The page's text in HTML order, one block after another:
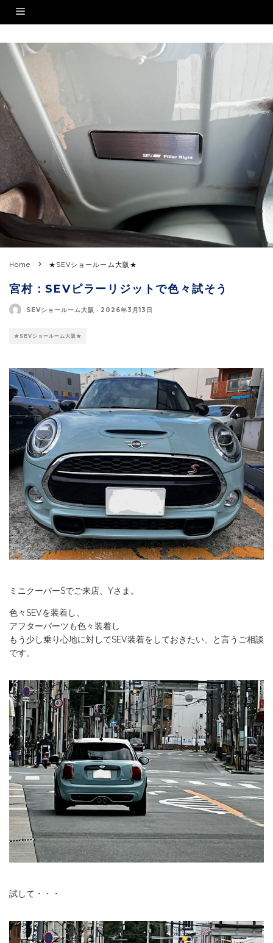
Home ★SEVショールーム大阪★
宮村：SEVピラーリジットで色々試そう
SEVショールーム大阪 · 2026年3月13日
★SEVショールーム大阪★
ミニクーパーSでご来店、Yさま。
色々SEVを装着し、
アフターパーツも色々装着し
もう少し乗り心地に対してSEV装着をしておきたい、と言うご相談
です。
試して・・・